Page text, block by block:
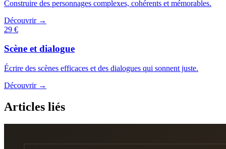
Construire des personnages complexes, cohérents et mémorables.
Découvrir →
29 €
Scène et dialogue
Écrire des scènes efficaces et des dialogues qui sonnent juste.
Découvrir →
Articles liés